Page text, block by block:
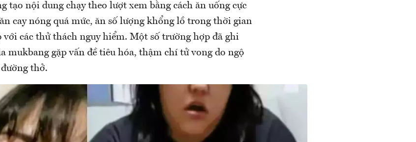
tạo nội dung chạy theo lượt xem bằng cách ăn uống cực
cay nóng quá mức, ăn số lượng khổng lồ trong thời gian
với các thử thách nguy hiểm. Một số trường hợp đã ghi
mukbang gặp vấn đề tiêu hóa, thậm chí tử vong do ngộ
thở.